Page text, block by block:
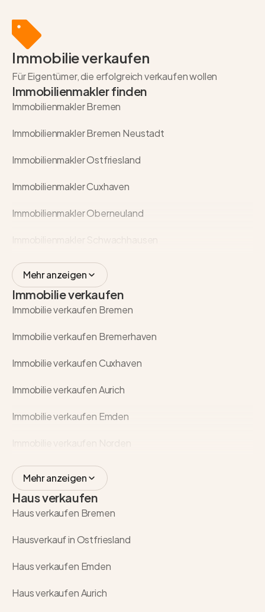
Immobilie verkaufen
Für Eigentümer, die erfolgreich verkaufen wollen
Immobilienmakler finden
Immobilienmakler Bremen
Immobilienmakler Bremen Neustadt
Immobilienmakler Ostfriesland
Immobilienmakler Cuxhaven
Immobilienmakler Oberneuland
Mehr anzeigen
Immobilie verkaufen
Immobilie verkaufen Bremen
Immobilie verkaufen Bremerhaven
Immobilie verkaufen Cuxhaven
Immobilie verkaufen Aurich
Immobilie verkaufen Emden
Mehr anzeigen
Haus verkaufen
Haus verkaufen Bremen
Hausverkauf in Ostfriesland
Haus verkaufen Emden
Haus verkaufen Aurich